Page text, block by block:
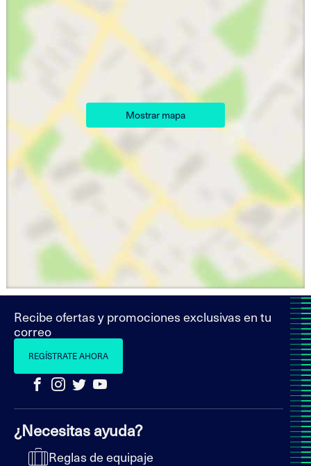
Mostrar mapa
Recibe ofertas y promociones exclusivas en tu
correo
REGÍSTRATE AHORA
¿Necesitas ayuda?
Reglas de equipaje